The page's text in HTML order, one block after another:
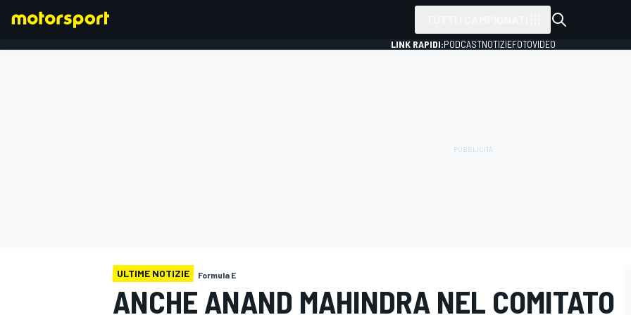
LINK RAPIDI:PODCASTNOTIZIEFOTOVIDEO
ULTIME NOTIZIE Formula E
ANCHE ANAND MAHINDRA NEL COMITATO